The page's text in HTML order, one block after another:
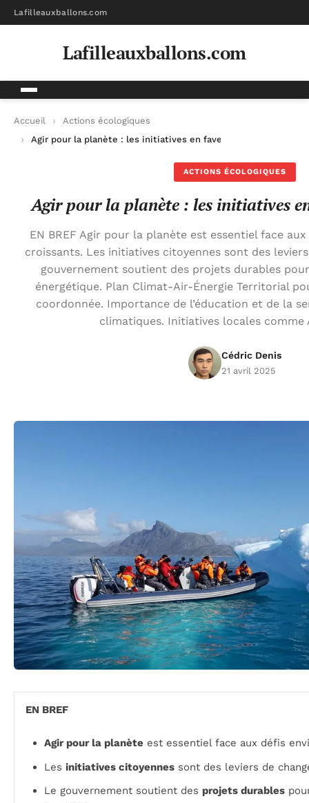
Lafilleauxballons.com
Lafilleauxballons.com
Accueil
Actions écologiques
Agir pour la planète : les initiatives en faveur du climat
ACTIONS ÉCOLOGIQUES
Agir pour la planète : les initiatives
EN BREF Agir pour la planète est essentiel face
croissants. Les initiatives citoyennes sont des
gouvernement soutient des projets durables
énergétique. Plan Climat-Air-Énergie Territorial
coordonnée. Importance de l’éducation et de la
climatiques. Initiatives locales
Cédric Denis
21 avril 2025
EN BREF
Agir pour la planète est essentiel face aux défis
Les initiatives citoyennes sont des leviers de
Le gouvernement soutient des projets durables